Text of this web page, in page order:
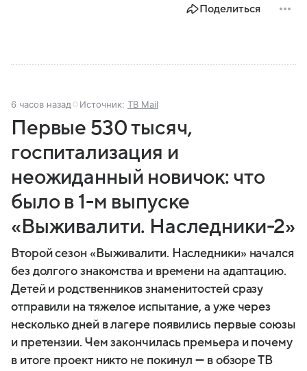
Поделиться
6 часов назад Источник: ТВ Mail
Первые 530 тысяч,
госпитализация и
неожиданный новичок: что
было в 1-м выпуске
«Выживалити. Наследники-2»
Второй сезон «Выживалити. Наследники» начался
без долгого знакомства и времени на адаптацию.
Детей и родственников знаменитостей сразу
отправили на тяжелое испытание, а уже через
несколько дней в лагере появились первые союзы
и претензии. Чем закончилась премьера и почему
в итоге проект никто не покинул — в обзоре ТВ